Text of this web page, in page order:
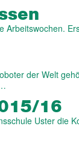
Arbeitswochen.
der Welt
16
Uster die